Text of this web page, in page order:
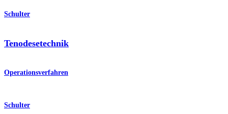
Schulter
Tenodesetechnik
Operationsverfahren
Schulter